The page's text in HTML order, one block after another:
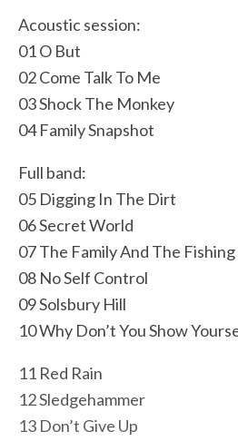
Acoustic session:
01 O But
02 Come Talk To Me
03 Shock The Monkey
04 Family Snapshot
Full band:
05 Digging In The Dirt
06 Secret World
07 The Family And The
08 No Self Control
09 Solsbury Hill
10 Why Don’t You Show
11 Red Rain
12 Sledgehammer
13 Don’t Give Up